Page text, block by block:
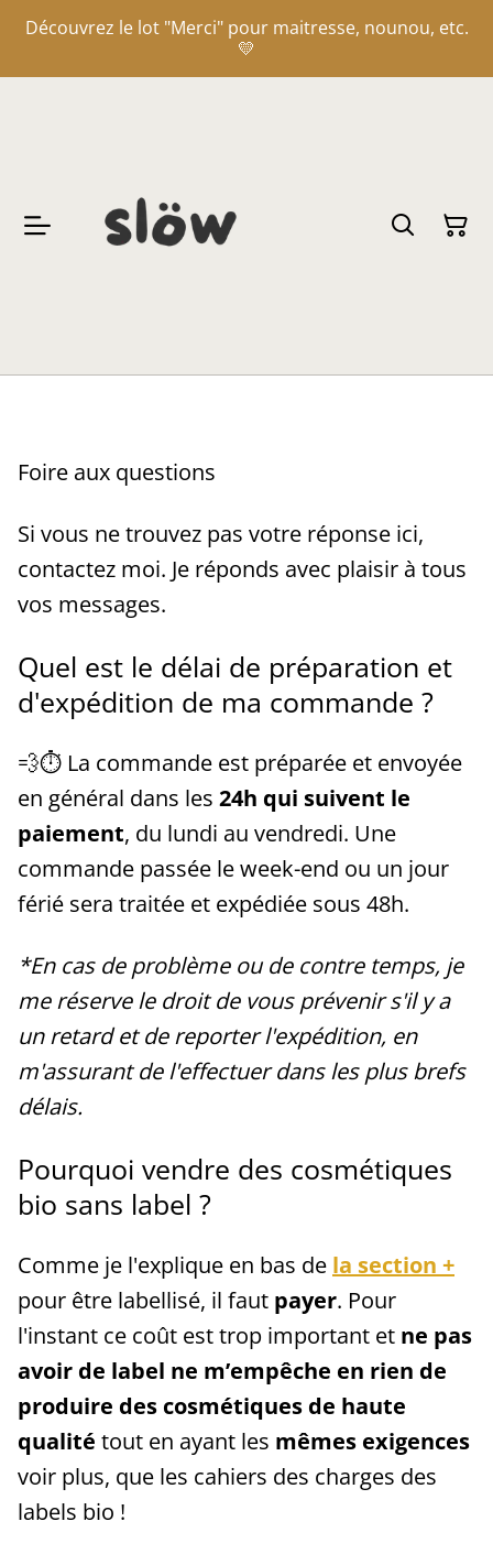
Découvrez le lot "Merci" pour maitresse, nounou, etc.
💛
Foire aux questions
Si vous ne trouvez pas votre réponse ici,
contactez moi. Je réponds avec plaisir à tous
vos messages.
Quel est le délai de préparation et
d'expédition de ma commande ?
💨⏱ La commande est préparée et envoyée
en général dans les 24h qui suivent le
paiement, du lundi au vendredi. Une
commande passée le week-end ou un jour
férié sera traitée et expédiée sous 48h.
*En cas de problème ou de contre temps, je
me réserve le droit de vous prévenir s'il y a
un retard et de reporter l'expédition, en
m'assurant de l'effectuer dans les plus brefs
délais.
Pourquoi vendre des cosmétiques
bio sans label ?
Comme je l'explique en bas de la section +
pour être labellisé, il faut payer. Pour
l'instant ce coût est trop important et ne pas
avoir de label ne m’empêche en rien de
produire des cosmétiques de haute
qualité tout en ayant les mêmes exigences
voir plus, que les cahiers des charges des
labels bio !